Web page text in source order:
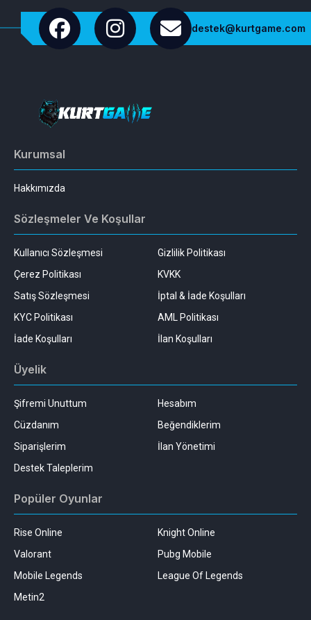
destek@kurtgame.com
Kurumsal
Hakkımızda
Sözleşmeler Ve Koşullar
Kullanıcı Sözleşmesi
Gizlilik Politikası
Çerez Politikası
KVKK
Satış Sözleşmesi
İptal & İade Koşulları
KYC Politikası
AML Politikası
İade Koşulları
İlan Koşulları
Üyelik
Şifremi Unuttum
Hesabım
Cüzdanım
Beğendiklerim
Siparişlerim
İlan Yönetimi
Destek Taleplerim
Popüler Oyunlar
Rise Online
Knight Online
Valorant
Pubg Mobile
Mobile Legends
League Of Legends
Metin2